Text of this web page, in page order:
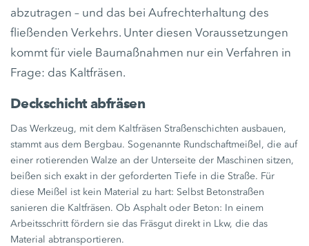
abzutragen – und das bei Aufrechterhaltung des
fließenden Verkehrs. Unter diesen Voraussetzungen
kommt für viele Baumaßnahmen nur ein Verfahren in
Frage: das Kaltfräsen.
Deckschicht abfräsen
Das Werkzeug, mit dem Kaltfräsen Straßenschichten ausbauen,
stammt aus dem Bergbau. Sogenannte Rundschaftmeißel, die auf
einer rotierenden Walze an der Unterseite der Maschinen sitzen,
beißen sich exakt in der geforderten Tiefe in die Straße. Für
diese Meißel ist kein Material zu hart: Selbst Betonstraßen
sanieren die Kaltfräsen. Ob Asphalt oder Beton: In einem
Arbeitsschritt fördern sie das Fräsgut direkt in Lkw, die das
Material abtransportieren.